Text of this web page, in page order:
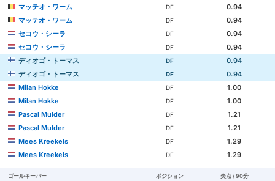
マッテオ・ワーム DF
0.94
マッテオ・ワーム
DF
0.94
セコウ・シーラ
DF
0.94
セコウ・シーラ
DF
0.94
ディオゴ・トーマス
DF
0.94
ディオゴ・トーマス
DF
0.94
Milan Hokke
DF
1.00
Milan Hokke
DF
1.00
Pascal Mulder
DF
1.21
Pascal Mulder
DF
1.21
Mees Kreekels
DF
1.29
Mees Kreekels
DF 1.29
ゴールキーパー ポジション 失点 / 90分